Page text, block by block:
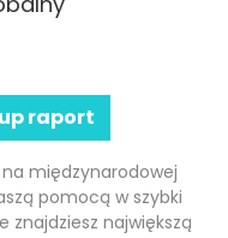
raport
międzynarodowej
pomocą w szybki
znajdziesz największą